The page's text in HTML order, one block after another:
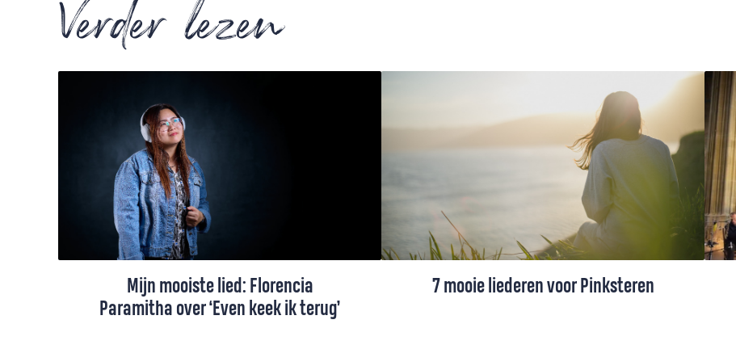
Verder lezen
Mijn mooiste lied: Florencia
Paramitha over ‘Even keek ik terug’
7 mooie liederen voor Pinksteren